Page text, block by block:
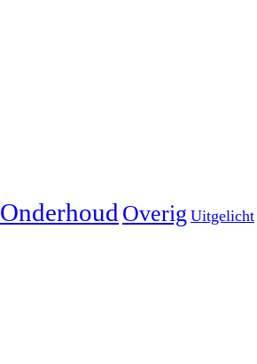
Onderhoud Overig Uitgelicht